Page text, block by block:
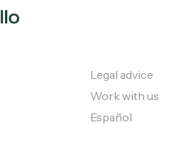
Legal advice
Work with us
Español